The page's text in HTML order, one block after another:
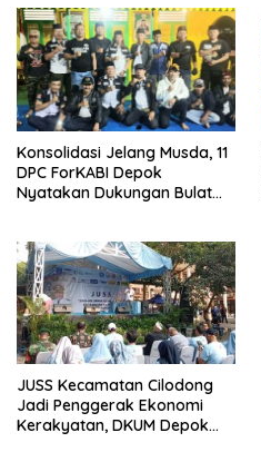
Konsolidasi Jelang Musda, 11
DPC ForKABI Depok
Nyatakan Dukungan Bulat
JUSS Kecamatan Cilodong
Jadi Penggerak Ekonomi
Kerakyatan, DKUM Depok